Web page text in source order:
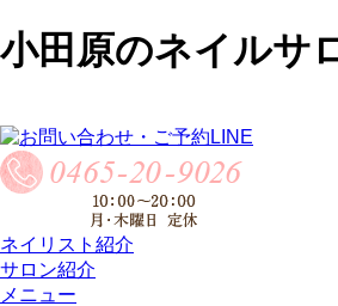
小田原のネイルサ
ネイリスト紹介
サロン紹介
メニュー